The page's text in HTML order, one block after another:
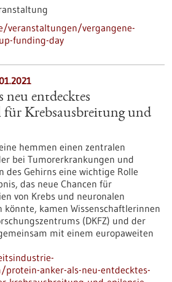
veranstaltungen/vergangene-
funding-day
entdecktes
für Krebsausbreitung und
hemmen einen zentralen
bei Tumorerkrankungen und
des Gehirns eine wichtige Rolle
das neue Chancen für
von Krebs und neuronalen
kamen Wissenschaftlerinnen
(DKFZ) und der
mit einem europaweiten
anker-als-neu-entdecktes-